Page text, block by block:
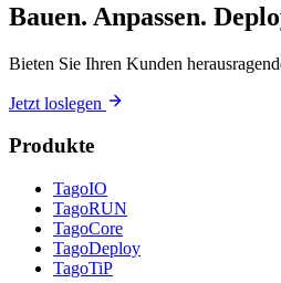
Bauen. Anpassen.
Bieten Sie Ihren Kunden
Jetzt loslegen
Produkte
TagoIO
TagoRUN
TagoCore
TagoDeploy
TagoTiP